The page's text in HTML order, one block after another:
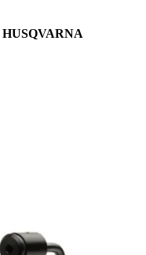
HUSQVARNA